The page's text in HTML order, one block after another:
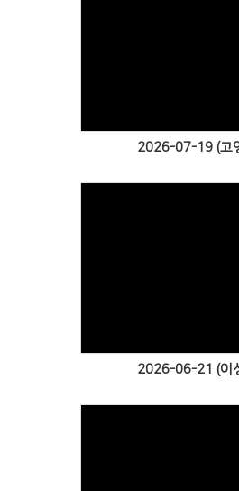
2026-07-19 (고
2026-06-21 (이